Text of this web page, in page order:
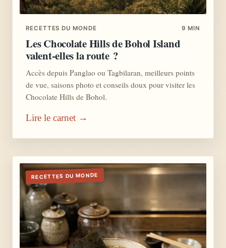
RECETTES DU MONDE 9 MIN
Les Chocolate Hills de Bohol Island
valent-elles la route ?
Accès depuis Panglao ou Tagbilaran, meilleurs points
de vue, saisons photo et conseils doux pour visiter les
Chocolate Hills de Bohol.
Lire le carnet →
RECETTES DU MONDE